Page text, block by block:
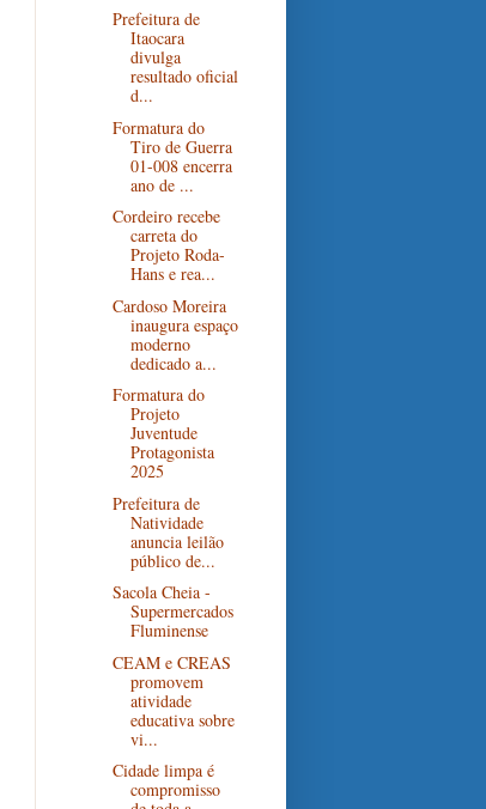
Prefeitura de
Itaocara
divulga
resultado oficial
d...
Formatura do
Tiro de Guerra
01-008 encerra
ano de ...
Cordeiro recebe
carreta do
Projeto Roda-
Hans e rea...
Cardoso Moreira
inaugura espaço
moderno
dedicado a...
Formatura do
Projeto
Juventude
Protagonista
2025
Prefeitura de
Natividade
anuncia leilão
público de...
Sacola Cheia -
Supermercados
Fluminense
CEAM e CREAS
promovem
atividade
educativa sobre
vi...
Cidade limpa é
compromisso